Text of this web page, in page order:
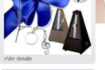
»Ver detalle